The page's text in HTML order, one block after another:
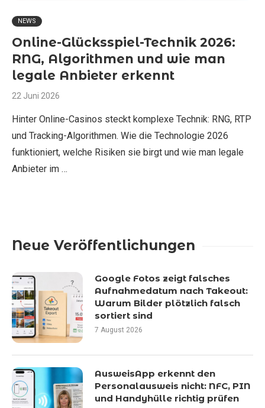
NEWS
Online-Glücksspiel-Technik 2026:
RNG, Algorithmen und wie man
legale Anbieter erkennt
22 Juni 2026
Hinter Online-Casinos steckt komplexe Technik: RNG, RTP
und Tracking-Algorithmen. Wie die Technologie 2026
funktioniert, welche Risiken sie birgt und wie man legale
Anbieter im …
Neue Veröffentlichungen
Google Fotos zeigt falsches
Aufnahmedatum nach Takeout:
Warum Bilder plötzlich falsch
sortiert sind
7 August 2026
AusweisApp erkennt den
Personalausweis nicht: NFC, PIN
und Handyhülle richtig prüfen